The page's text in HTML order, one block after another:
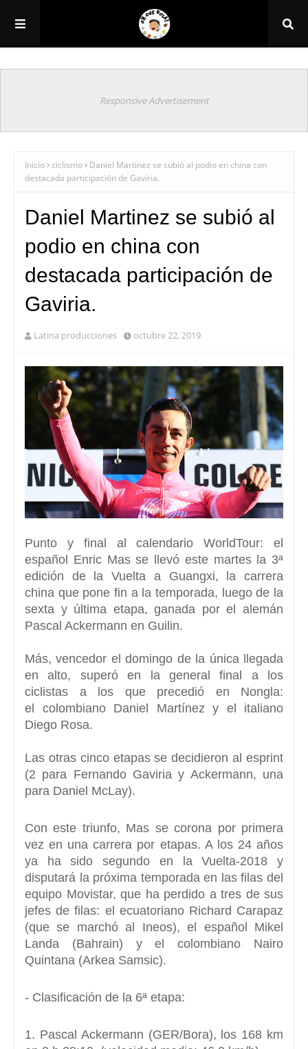
Responsive Advertisement
Inicio ciclismo
Daniel Martinez se subió al podio en china con
destacada participación de Gaviria.
Daniel Martinez se subió al
podio en china con
destacada participación de
Gaviria.
Latina producciones octubre 22, 2019
Punto y final al calendario WorldTour: el
español Enric Mas se llevó este martes la 3ª
edición de laVuelta a Guangxi, la carrera
china que pone fin a la temporada, luego de la
sexta y última etapa, ganada por el alemán
Pascal Ackermann en Guilin.
Más, vencedor el domingo de la única llegada
en alto, superó en la general final a los
ciclistas a los que precedió en Nongla:
el colombiano Daniel Martínez y el italiano
Diego Rosa.
Las otras cinco etapas se decidieron al esprint
(2 para Fernando Gaviria y Ackermann, una
para Daniel McLay).
Con este triunfo, Mas se corona por primera
vez en una carrera por etapas. A los 24 años
ya ha sido segundo en la Vuelta-2018 y
disputará la próxima temporada en las filas del
equipo Movistar, que ha perdido a tres de sus
jefes de filas: el ecuatoriano Richard Carapaz
(que se marchó al Ineos), el español Mikel
Landa (Bahrain) y el colombiano Nairo
Quintana (Arkea Samsic).
- Clasificación de la 6ª etapa:
1. Pascal Ackermann (GER/Bora), los 168 km